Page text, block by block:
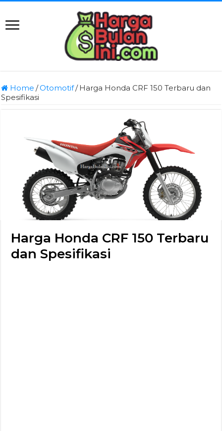
Home /Otomotif/Harga Honda CRF 150 Terbaru dan
Spesifikasi
Harga Honda CRF 150 Terbaru
dan Spesifikasi